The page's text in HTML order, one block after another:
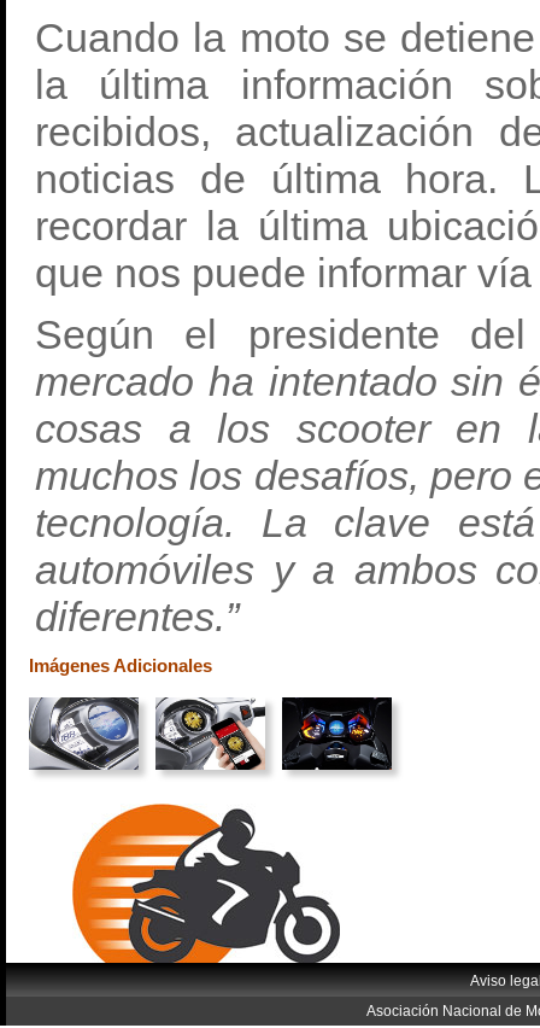
Cuando la moto se
la última información
recibidos, actualización
noticias de última hora.
recordar la última
que nos puede informar
Según el presidente
mercado ha intentado sin
cosas a los scooter en
muchos los desafíos, pero
tecnología. La clave
automóviles y a ambos
diferentes.”
Imágenes Adicionales
Aviso
Asociación Nacional de